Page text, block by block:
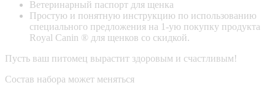
Ветеринарный паспорт для щенка
Простую и понятную инструкцию по использованию
специального предложения на 1-ую покупку продукта
Royal Canin ® для щенков со скидкой.
Пусть ваш питомец вырастит здоровым и счастливым!
Состав набора может меняться